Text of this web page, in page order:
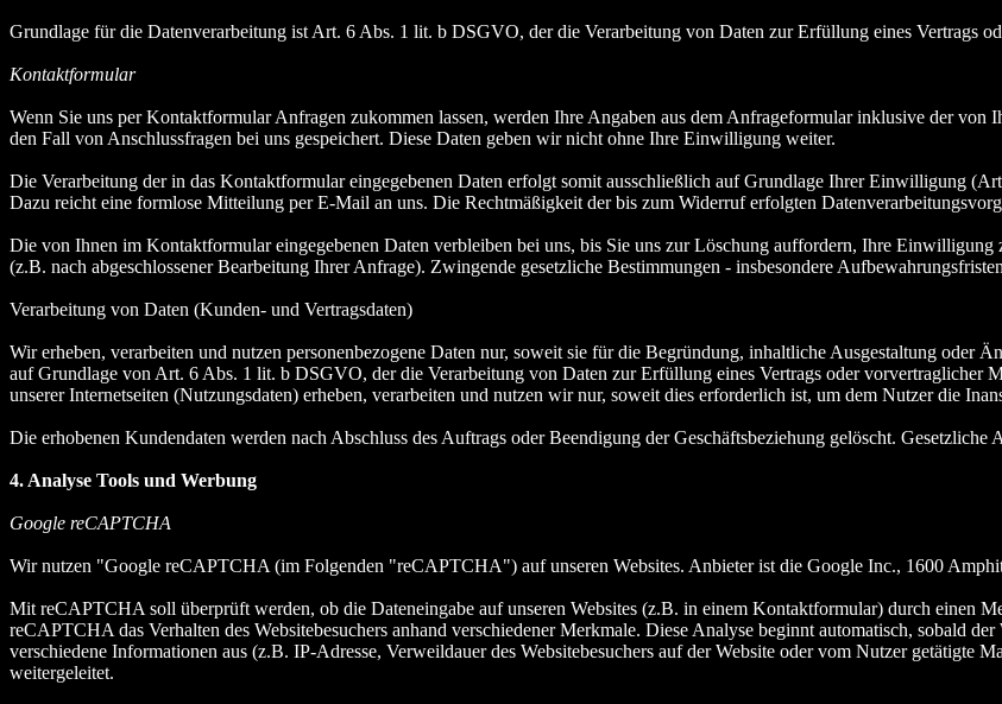
Grundlage für die Datenverarbeitung ist Art. 6 Abs. 1 lit. b DSGVO, der die Verarbeitung von Daten zur Erfüllung eines Vertrags
Kontaktformular
Wenn Sie uns per Kontaktformular Anfragen zukommen lassen, werden Ihre Angaben aus dem Anfrageformular inklusive der
den Fall von Anschlussfragen bei uns gespeichert. Diese Daten geben wir nicht ohne Ihre Einwilligung weiter.
Die Verarbeitung der in das Kontaktformular eingegebenen Daten erfolgt somit ausschließlich auf Grundlage Ihrer Einwilligung
Dazu reicht eine formlose Mitteilung per E-Mail an uns. Die Rechtmäßigkeit der bis zum Widerruf erfolgten
Die von Ihnen im Kontaktformular eingegebenen Daten verbleiben bei uns, bis Sie uns zur Löschung auffordern, Ihre
(z.B. nach abgeschlossener Bearbeitung Ihrer Anfrage). Zwingende gesetzliche Bestimmungen - insbesondere
Verarbeitung von Daten (Kunden- und Vertragsdaten)
Wir erheben, verarbeiten und nutzen personenbezogene Daten nur, soweit sie für die Begründung, inhaltliche Ausgestaltung oder
auf Grundlage von Art. 6 Abs. 1 lit. b DSGVO, der die Verarbeitung von Daten zur Erfüllung eines Vertrags oder vorvertraglicher
unserer Internetseiten (Nutzungsdaten) erheben, verarbeiten und nutzen wir nur, soweit dies erforderlich ist, um dem Nutzer die
Die erhobenen Kundendaten werden nach Abschluss des Auftrags oder Beendigung der Geschäftsbeziehung gelöscht. Gesetzliche
4. Analyse Tools und Werbung
Google reCAPTCHA
Wir nutzen "Google reCAPTCHA (im Folgenden "reCAPTCHA") auf unseren Websites. Anbieter ist die Google Inc., 1600
Mit reCAPTCHA soll überprüft werden, ob die Dateneingabe auf unseren Websites (z.B. in einem Kontaktformular) durch einen
reCAPTCHA das Verhalten des Websitebesuchers anhand verschiedener Merkmale. Diese Analyse beginnt automatisch, sobald
verschiedene Informationen aus (z.B. IP-Adresse, Verweildauer des Websitebesuchers auf der Website oder vom Nutzer getätigte
weitergeleitet.